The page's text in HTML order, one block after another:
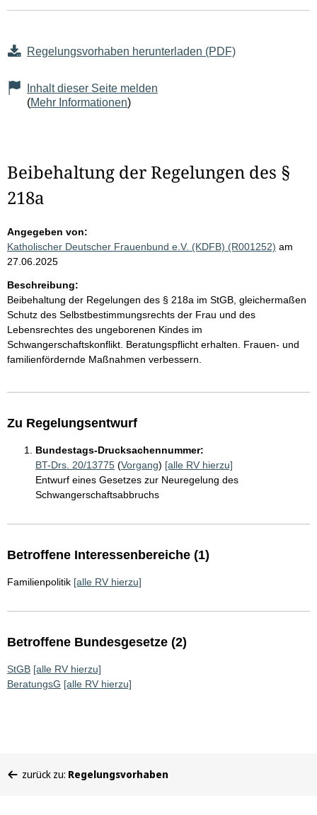
Regelungsvorhaben herunterladen (PDF)
Inhalt dieser Seite melden
(Mehr Informationen)
Beibehaltung der Regelungen des §
218a
Angegeben von:
Katholischer Deutscher Frauenbund e.V. (KDFB) (R001252) am
27.06.2025
Beschreibung:
Beibehaltung der Regelungen des § 218a im StGB, gleichermaßen
Schutz des Selbstbestimmungsrechts der Frau und des
Lebensrechtes des ungeborenen Kindes im
Schwangerschaftskonflikt. Beratungspflicht erhalten. Frauen- und
familienfördernde Maßnahmen verbessern.
Zu Regelungsentwurf
Bundestags-Drucksachennummer:
BT-Drs. 20/13775 (Vorgang) [alle RV hierzu]
Entwurf eines Gesetzes zur Neuregelung des
Schwangerschaftsabbruchs
Betroffene Interessenbereiche (1)
Familienpolitik [alle RV hierzu]
Betroffene Bundesgesetze (2)
StGB [alle RV hierzu]
BeratungsG [alle RV hierzu]
befinden
zurück zu: Regelungsvorhaben